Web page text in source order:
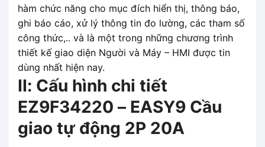
hàm chức năng cho mục đích hiển thị, thông báo,
ghi báo cáo, xử lý thông tin đo lường, các tham số
công thức,.. và là một trong những chương trình
thiết kế giao diện Người và Máy – HMI được tin
dùng nhất hiện nay.
II: Cấu hình chi tiết
EZ9F34220 – EASY9 Cầu
giao tự động 2P 20A